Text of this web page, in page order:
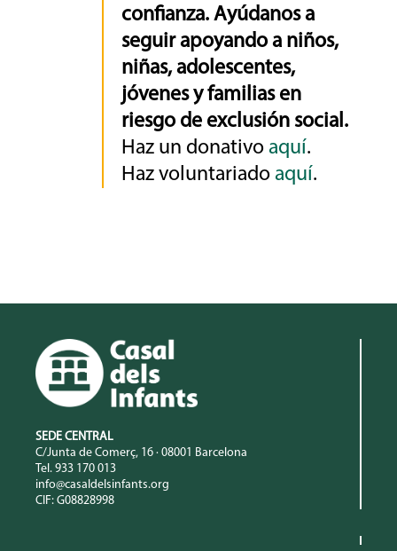
confianza. Ayúdanos a
seguir apoyando a niños,
niñas, adolescentes,
jóvenes y familias en
riesgo de exclusión social.
Haz un donativo aquí.
Haz voluntariado aquí.
SEDE CENTRAL
C/Junta de Comerç, 16 · 08001 Barcelona
Tel. 933 170 013
info@casaldelsinfants.org
CIF: G08828998